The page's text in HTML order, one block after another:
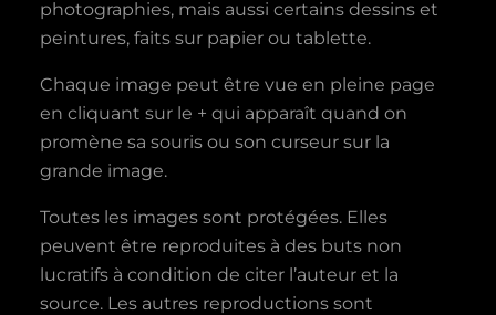
photographies, mais aussi certains dessins et
peintures, faits sur papier ou tablette.
Chaque image peut être vue en pleine page
en cliquant sur le + qui apparaît quand on
promène sa souris ou son curseur sur la
grande image.
Toutes les images sont protégées. Elles
peuvent être reproduites à des buts non
lucratifs à condition de citer l’auteur et la
source. Les autres reproductions sont